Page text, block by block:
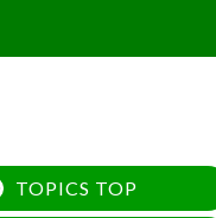
TOPICS TOP